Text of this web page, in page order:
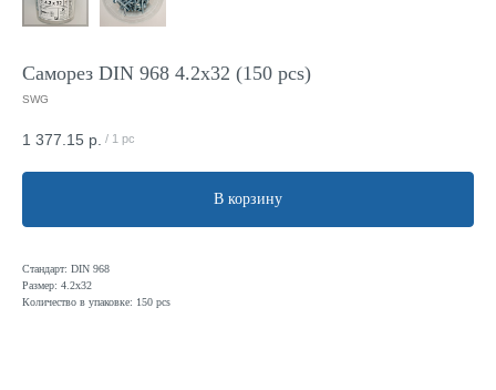
Саморез DIN 968 4.2x32 (150 pcs)
SWG
1 377.15 р. / 1 pc
В корзину
Стандарт: DIN 968
Размер: 4.2x32
Количество в упаковке: 150 pcs